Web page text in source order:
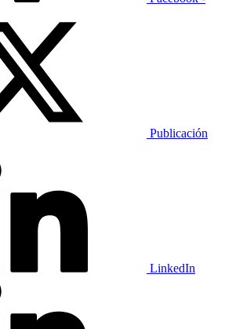
Publicación
LinkedIn